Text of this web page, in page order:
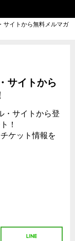
サイトから無料メルマガ
サイトから
・サイトから登
！
ケット情報を